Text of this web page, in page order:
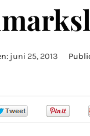
juni 25, 2013